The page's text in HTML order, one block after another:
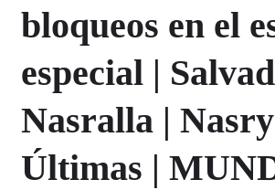
bloqueos en el
especial |
Nasralla |
Últimas |